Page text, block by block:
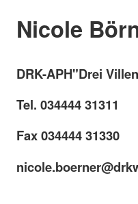
Nicole
DRK-APH"Drei
Tel. 034444 31311
Fax 034444 31330